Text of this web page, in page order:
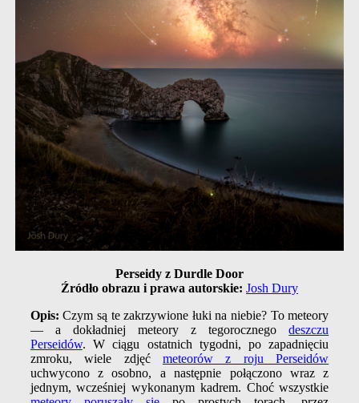
Perseidy z Durdle Door
Źródło obrazu i prawa autorskie: Josh Dury
Opis:Czym są te zakrzywione łuki na niebie? To meteory
— a dokładniej meteory z tegorocznegodeszczu
Perseidów. W ciągu ostatnich tygodni, po zapadnięciu
zmroku, wiele zdjęć meteorów z roju Perseidów
uchwycono z osobno, a następnie połączono wraz z
jednym, wcześniej wykonanym kadrem. Choć wszystkie